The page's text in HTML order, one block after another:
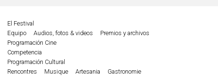
El Festival
Equipo
Audios, fotos & videos
Premios y archivos
Programación Cine
Competencia
Programación Cultural
Rencontres
Musique Artesania Gastronomie